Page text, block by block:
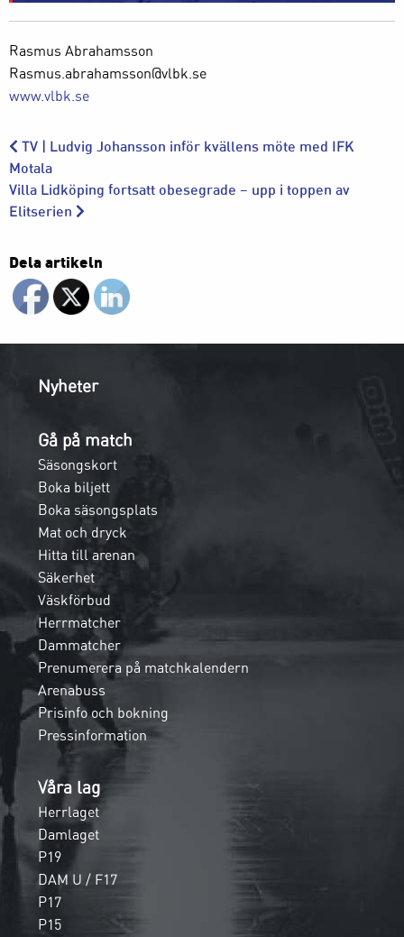
Rasmus Abrahamsson
Rasmus.abrahamsson@vlbk.se
www.vlbk.se
TV | Ludvig Johansson inför kvällens möte med IFK
Motala
Villa Lidköping fortsatt obesegrade – upp i toppen av
Elitserien
Dela artikeln
Nyheter
Gå på match
Säsongskort
Boka biljett
Boka säsongsplats
Mat och dryck
Hitta till arenan
Säkerhet
Väskförbud
Herrmatcher
Dammatcher
Prenumerera på matchkalendern
Arenabuss
Prisinfo och bokning
Pressinformation
Våra lag
Herrlaget
Damlaget
P19
DAM U / F17
P17
P15